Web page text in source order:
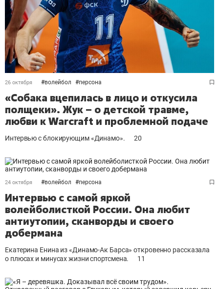
26 октября #волейбол #персона
«Собака вцепилась в лицо и откусила
полщеки». Жук – о детской травме,
любви к Warcraft и проблемной подаче
Интервью с блокирующим «Динамо». 20
24 октября #волейбол #персона
Интервью с самой яркой
волейболисткой России. Она любит
антиутопии, сканворды и своего
добермана
Екатерина Енина из «Динамо-Ак Барса» откровенно рассказала
о плюсах и минусах жизни спортсмена.
11